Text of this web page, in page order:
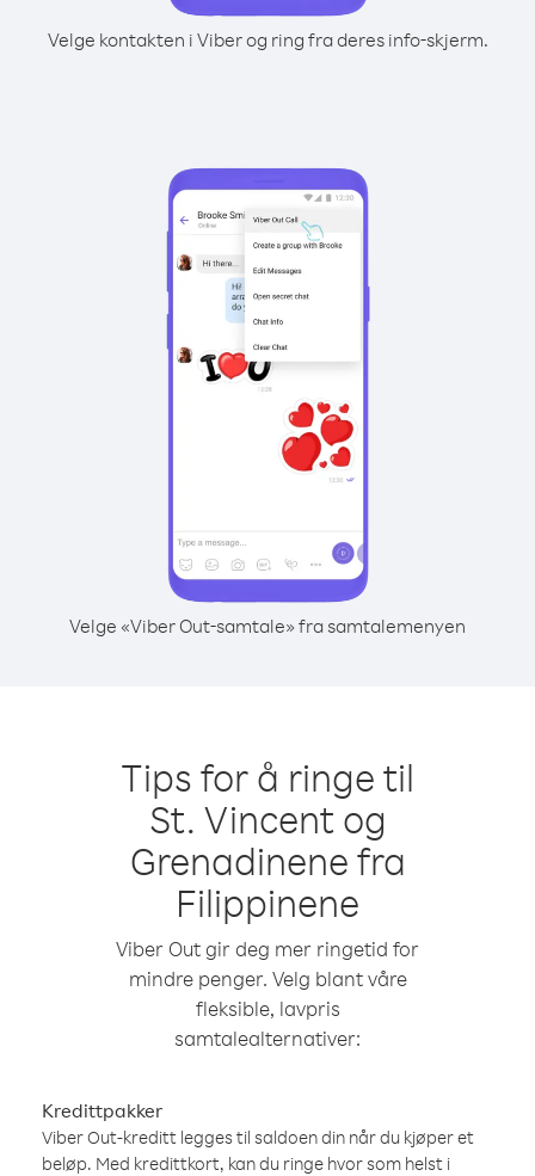
Velge kontakten i Viber og ring fra deres info-skjerm.
Velge «Viber Out-samtale» fra samtalemenyen
Tips for å ringe til
St. Vincent og
Grenadinene fra
Filippinene
Viber Out gir deg mer ringetid for
mindre penger. Velg blant våre
fleksible, lavpris
samtalealternativer:
Kredittpakker
Viber Out-kreditt legges til saldoen din når du kjøper et
beløp. Med kredittkort, kan du ringe hvor som helst i